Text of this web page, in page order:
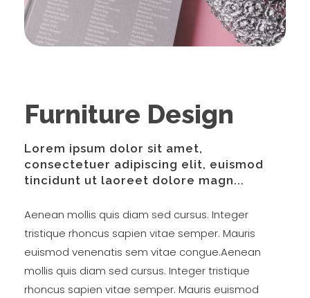
Furniture Design
Lorem ipsum dolor sit amet,
consectetuer adipiscing elit, euismod
tincidunt ut laoreet dolore magn...
Aenean mollis quis diam sed cursus. Integer
tristique rhoncus sapien vitae semper. Mauris
euismod venenatis sem vitae congue.Aenean
mollis quis diam sed cursus. Integer tristique
rhoncus sapien vitae semper. Mauris euismod